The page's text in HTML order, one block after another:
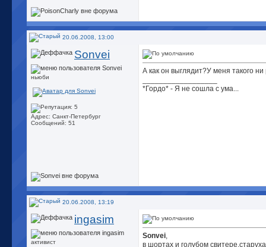
20.06.2008, 13:00
Sonvei
ньюби
Адрес: Санкт-Петербург
Сообщений: 51
А как он выглядит?У меня такого
*Гордо* - Я не сошла с ума...
20.06.2008, 13:19
ingasim
активист
Sonvei,
в шортах и голубом